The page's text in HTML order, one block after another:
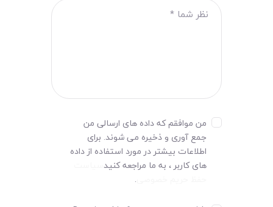
من موافقم که داده های ارسالی من
جمع آوری و ذخیره می شوند. برای
اطلاعات بیشتر در مورد استفاده از داده
های کاربر ، به ما مراجعه کنید
.